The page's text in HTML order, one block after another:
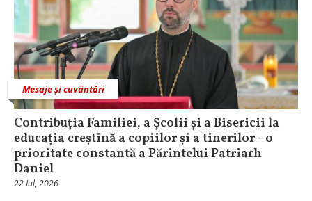
Mesaje și cuvântări
Contribuția Familiei, a Școlii și a Bisericii la
educația creștină a copiilor și a tinerilor - o
prioritate constantă a Părintelui Patriarh
Daniel
22 Iul, 2026